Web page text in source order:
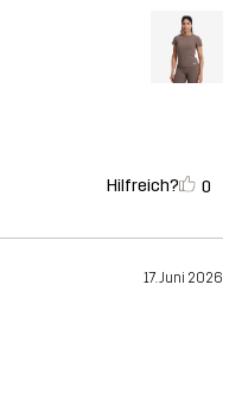
Hilfreich? 0
17. Juni 2026